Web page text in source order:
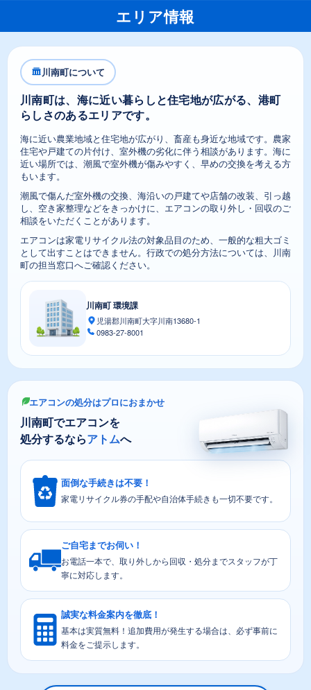
エリア情報
川南町について
川南町は、海に近い暮らしと住宅地が広がる、港町
らしさのあるエリアです。
海に近い農業地域と住宅地が広がり、畜産も身近な地域です。農家
住宅や戸建ての片付け、室外機の劣化に伴う相談があります。海に
近い場所では、潮風で室外機が傷みやすく、早めの交換を考える方
もいます。
潮風で傷んだ室外機の交換、海沿いの戸建てや店舗の改装、引っ越
し、空き家整理などをきっかけに、エアコンの取り外し・回収のご
相談をいただくことがあります。
エアコンは家電リサイクル法の対象品目のため、一般的な粗大ゴミ
として出すことはできません。行政での処分方法については、川南
町の担当窓口へご確認ください。
川南町 環境課
児湯郡川南町大字川南13680-1
0983-27-8001
エアコンの処分はプロにおまかせ
川南町でエアコンを
処分するならアトムへ
面倒な手続きは不要！
家電リサイクル券の手配や自治体手続きも一切不要です。
ご自宅までお伺い！
お電話一本で、取り外しから回収・処分までスタッフが丁
寧に対応します。
誠実な料金案内を徹底！
基本は実質無料！追加費用が発生する場合は、必ず事前に
料金をご提示します。